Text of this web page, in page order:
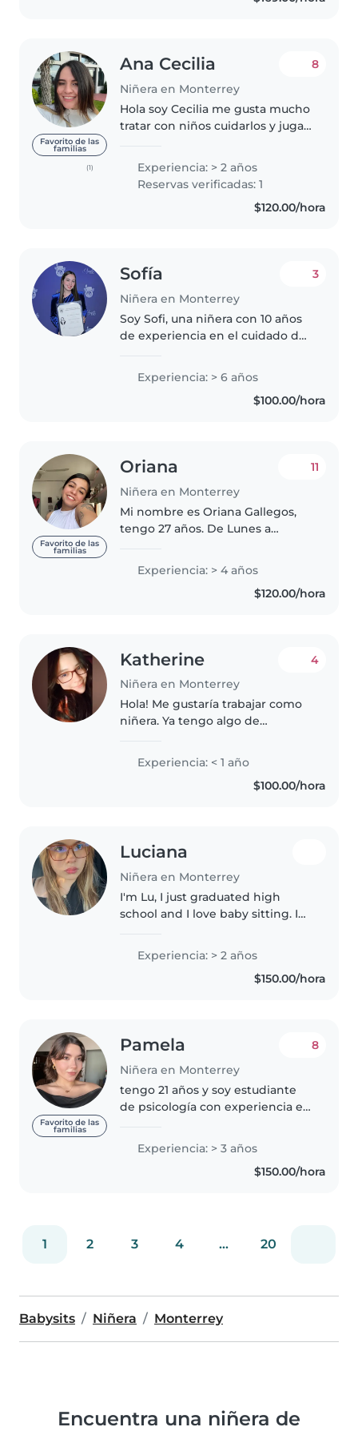
Favorito de las
familias
(1)
Ana Cecilia
Niñera en Monterrey
8
Hola soy Cecilia me gusta mucho
tratar con niños cuidarlos y jugar
estudiando la universidad por las
noches en línea así que en el día
tengo disponible..
Experiencia: > 2 años
Reservas verificadas: 1
$120.00/hora
Sofía
Niñera en Monterrey
3
Soy Sofi, una niñera con 10 años
de experiencia en el cuidado de
responsable, creativa y tengo
certificación en primeros
auxilios. Ofrezco un ambiente..
Experiencia: > 6 años
$100.00/hora
Favorito de las
familias
Oriana
Niñera en Monterrey
11
Mi nombre es Oriana Gallegos,
tengo 27 años. De Lunes a
hrs al día) tengo 8 años
haciéndolo en mis tiempos
Experiencia: > 4 años
$120.00/hora
Katherine
Niñera en Monterrey
4
Hola! Me gustaría trabajar como
niñera. Ya tengo algo de
sobrinps pequeños. Soy creativa,
responsable y calmada, además
de cuidar niños, me siento
Experiencia: < 1 año
$100.00/hora
Luciana
Niñera en Monterrey
I'm Lu, I just graduated high
school and I love baby sitting. I
my family all my life, especially
my little sister who is on the
spectrum. I love spending..
Experiencia: > 2 años
$150.00/hora
Favorito de las
familias
Pamela
Niñera en Monterrey
8
tengo 21 años y soy estudiante
de psicología con experiencia en
me ha dado herramientas muy
valiosas para comprender y
apoyar el desarrollo cognitivo..
Experiencia: > 3 años
$150.00/hora
1 2 3 4 ... 20
Babysits Niñera Monterrey
Encuentra una niñera de